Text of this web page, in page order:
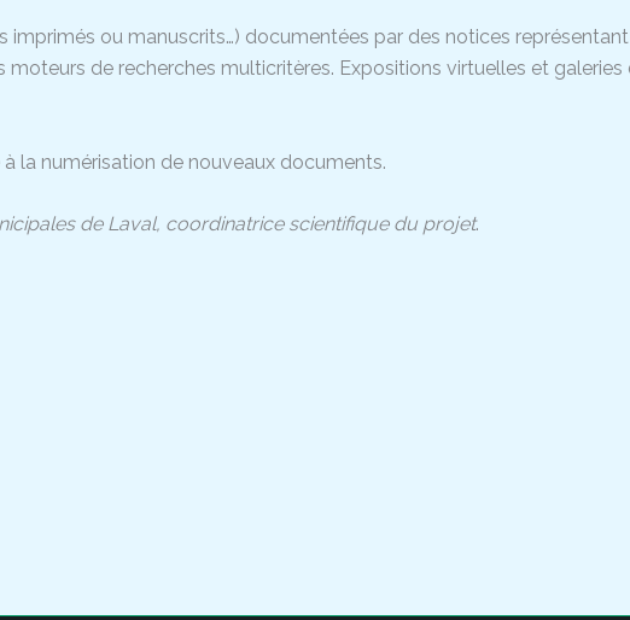
imprimés ou manuscrits…) documentées par des notices
de recherches multicritères. Expositions virtuelles et
à la numérisation de nouveaux documents.
de Laval, coordinatrice scientifique du projet.